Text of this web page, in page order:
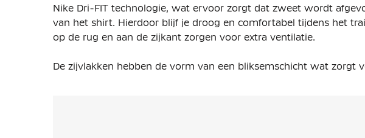
Nike Dri-FIT technologie, wat ervoor zorgt dat zweet wordt
van het shirt. Hierdoor blijf je droog en comfortabel tijdens het
op de rug en aan de zijkant zorgen voor extra ventilatie.
De zijvlakken hebben de vorm van een bliksemschicht wat zorgt